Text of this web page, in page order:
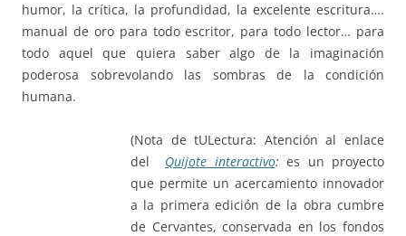
humor, la crítica, la profundidad, la excelente escritura….
manual de oro para todo escritor, para todo lector… para
todo aquel que quiera saber algo de la imaginación
poderosa sobrevolando las sombras de la condición
humana.
(Nota de tULectura: Atención al enlace
del Quijote interactivo: es un proyecto
que permite un acercamiento innovador
a la primera edición de la obra cumbre
de Cervantes, conservada en los fondos